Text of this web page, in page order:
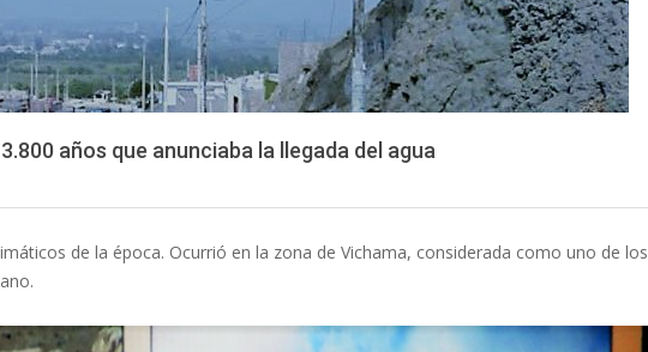
años que anunciaba la llegada del agua
de la época. Ocurrió en la zona de Vichama, considerada como uno de los